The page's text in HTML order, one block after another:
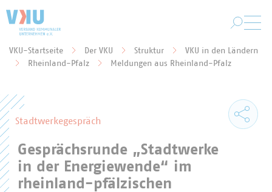
Sie befinden sich hier:
VKU-Startseite Der VKU Struktur
VKU in den Ländern
Rheinland-Pfalz
Meldungen aus Rheinland-Pfalz
Stadtwerkegespräch
Gesprächsrunde „Stadtwerke
in der Energiewende“ im
rheinland-pfälzischen